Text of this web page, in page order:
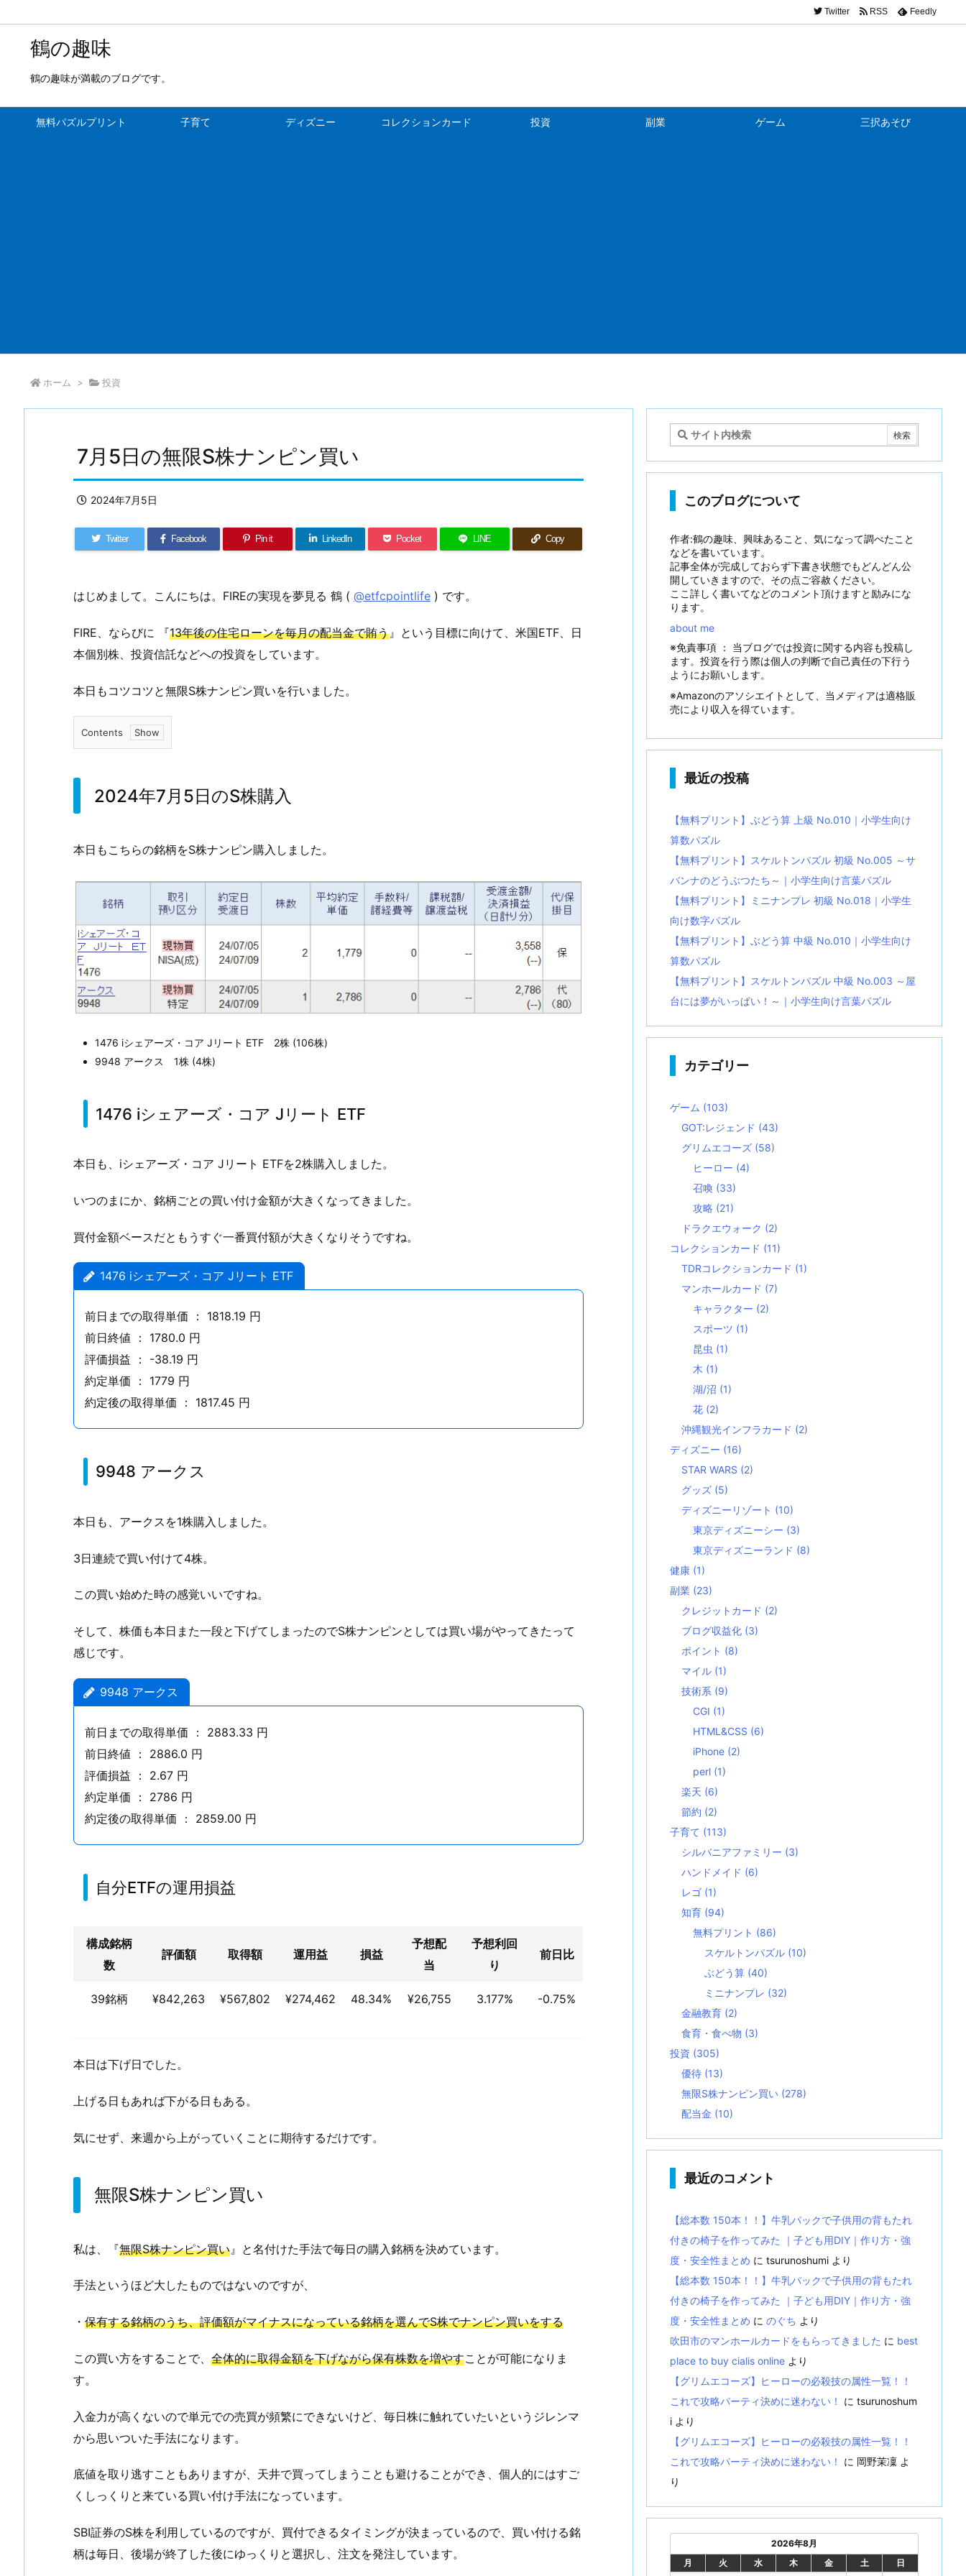
鶴の趣味
鶴の趣味が満載のブログです。
無料パズルプリント 子育て ディズニー コレクションカード 投資 副業 ゲーム 三択あそび
Twitter RSS Feedly
ホーム > 投資
7月5日の無限S株ナンピン買い
2024年7月5日
Twitter Facebook Pin it LinkedIn Pocket LINE Copy
はじめまして。こんにちは。FIREの実現を夢見る 鶴 ( @etfcpointlife ) です。
FIRE、ならびに 『13年後の住宅ローンを毎月の配当金で賄う 』という目標に向けて、米国ETF、日
本個別株、投資信託などへの投資をしています。
本日もコツコツと無限S株ナンピン買いを行いました。
Contents
1.
0
年
月
の
株
購
入
7
シ
ア
ズ・
ア
リ
ー
T
F
1.
9
8
ー
ス
3.
自
E
F
の
運
損
益
2.
限
ナ
ン
2024年7月5日のS株購入
本日もこちらの銘柄をS株ナンピン購入しました。
1476 iシェアーズ・コア Jリート ETF 2株 (106株)
9948 アークス 1株 (4株)
1476 iシェアーズ・コア Jリート ETF
本日も、iシェアーズ・コア Jリート ETFを2株購入しました。
いつのまにか、銘柄ごとの買い付け金額が大きくなってきました。
買付金額ベースだともうすぐ一番買付額が大きくなりそうですね。
1476 iシェアーズ・コア Jリート ETF
前日までの取得単価 ： 1818.19 円
前日終値 ： 1780.0 円
評価損益 ： -38.19 円
約定単価 ： 1779 円
約定後の取得単価 ： 1817.45 円
9948 アークス
本日も、アークスを1株購入しました。
3日連続で買い付けて4株。
この買い始めた時の感覚いいですね。
そして、株価も本日また一段と下げてしまったのでS株ナンピンとしては買い場がやってきたって
感じです。
9948 アークス
前日までの取得単価 ： 2883.33 円
前日終値 ： 2886.0 円
評価損益 ： 2.67 円
約定単価 ： 2786 円
約定後の取得単価 ： 2859.00 円
自分ETFの運用損益
構成銘柄
数
評価額 取得額 運用益 損益
予想配
当
予想利回
り
前日比
39銘柄 ¥842,263 ¥567,802 ¥274,462 48.34% ¥26,755 3.177% -0.75%
本日は下げ日でした。
上げる日もあれば下がる日もある。
気にせず、来週から上がっていくことに期待するだけです。
無限S株ナンピン買い
私は、『無限S株ナンピン買い 』と名付けた手法で毎日の購入銘柄を決めています。
手法というほど大したものではないのですが、
・ 保有する銘柄のうち、評価額がマイナスになっている銘柄を選んでS株でナンピン買いをする
この買い方をすることで、 全体的に取得金額を下げながら保有株数を増やすことが可能になりま
す。
入金力が高くないので単元での売買が頻繁にできないけど、毎日株に触れていたいというジレンマ
から思いついた手法になります。
底値を取り逃すこともありますが、天井で買ってしまうことも避けることができ、個人的にはすご
くしっくりと来ている買い付け手法になっています。
SBI証券のS株を利用しているのですが、買付できるタイミングが決まっているので、買い付ける銘
柄は毎日、後場が終了した後にゆっくりと選択し、注文を発注しています。
このブログについて
作者:鶴の趣味、興味あること、気になって調べたこと
などを書いています。
記事全体が完成しておらず下書き状態でもどんどん公
開していきますので、その点ご容赦ください。
ここ詳しく書いてなどのコメント頂けますと励みにな
ります。
about me
※免責事項 ： 当ブログでは投資に関する内容も投稿し
ます。投資を行う際は個人の判断で自己責任の下行う
ようにお願いします。
※Amazonのアソシエイトとして、当メディアは適格販
売により収入を得ています。
最近の投稿
【無料プリント】ぶどう算 上級 No.010｜小学生向け
算数パズル
【無料プリント】スケルトンパズル 初級 No.005 ～サ
バンナのどうぶつたち～｜小学生向け言葉パズル
【無料プリント】ミニナンプレ 初級 No.018｜小学生
向け数字パズル
【無料プリント】ぶどう算 中級 No.010｜小学生向け
算数パズル
【無料プリント】スケルトンパズル 中級 No.003 ～屋
台には夢がいっぱい！～｜小学生向け言葉パズル
カテゴリー
ゲーム (103)
GOT:レジェンド (43)
グリムエコーズ (58)
ヒーロー (4)
召喚 (33)
攻略 (21)
ドラクエウォーク (2)
コレクションカード (11)
TDRコレクションカード (1)
マンホールカード (7)
キャラクター (2)
スポーツ (1)
昆虫 (1)
木 (1)
湖/沼 (1)
花 (2)
沖縄観光インフラカード (2)
ディズニー (16)
STAR WARS (2)
グッズ (5)
ディズニーリゾート (10)
東京ディズニーシー (3)
東京ディズニーランド (8)
健康 (1)
副業 (23)
クレジットカード (2)
ブログ収益化 (3)
ポイント (8)
マイル (1)
技術系 (9)
CGI (1)
HTML&CSS (6)
iPhone (2)
perl (1)
楽天 (6)
節約 (2)
子育て (113)
シルバニアファミリー (3)
ハンドメイド (6)
レゴ (1)
知育 (94)
無料プリント (86)
スケルトンパズル (10)
ぶどう算 (40)
ミニナンプレ (32)
金融教育 (2)
食育・食べ物 (3)
投資 (305)
優待 (13)
無限S株ナンピン買い (278)
配当金 (10)
最近のコメント
【総本数 150本！！】牛乳パックで子供用の背もたれ
付きの椅子を作ってみた ｜子ども用DIY｜作り方・強
度・安全性まとめ に tsurunoshumi より
【総本数 150本！！】牛乳パックで子供用の背もたれ
付きの椅子を作ってみた ｜子ども用DIY｜作り方・強
度・安全性まとめ に のぐち より
吹田市のマンホールカードをもらってきました に best
place to buy cialis online より
【グリムエコーズ】ヒーローの必殺技の属性一覧！！
これで攻略パーティ決めに迷わない！
に tsurunoshum
i より
【グリムエコーズ】ヒーローの必殺技の属性一覧！！
これで攻略パーティ決めに迷わない！
に 岡野茉凜 よ
り
2026年8月
月
火 水 木 金 土
日